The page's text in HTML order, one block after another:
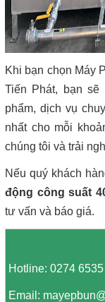
Khi bạn chọn Máy
Tiến Phát, bạn
phẩm, dịch vụ
nhất cho mỗi
chúng tôi và trải
Nếu quý khách
động công suất
tư vấn và báo giá.
Hotline: 0274
Email: